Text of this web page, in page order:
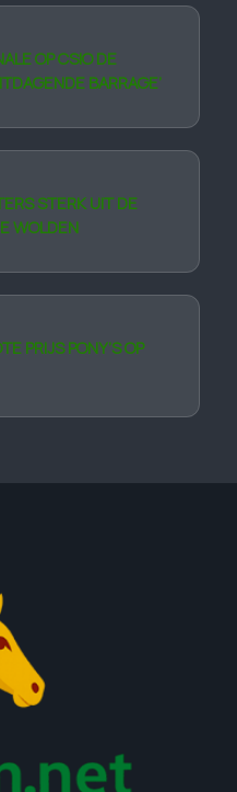
OP CSIO DE
BARRAGE’
STERK UIT DE
WOLDEN
PRIJS PONY’S OP